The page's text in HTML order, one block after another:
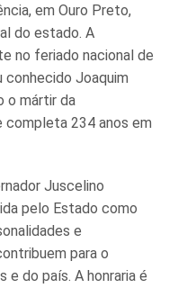
em Ouro Preto,
do estado. A
no feriado nacional de
conhecido Joaquim
o mártir da
completa 234 anos em
Juscelino
pelo Estado como
e
para o
e do país. A honraria é